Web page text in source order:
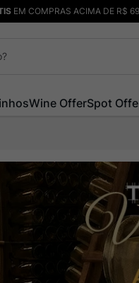
EM COMPRAS ACIMA DE R$
Wine OfferSpot